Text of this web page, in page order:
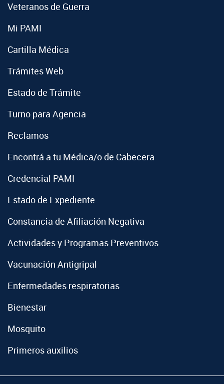
Veteranos de Guerra
Mi PAMI
Cartilla Médica
Trámites Web
Estado de Trámite
Turno para Agencia
Reclamos
Encontrá a tu Médica/o de Cabecera
Credencial PAMI
Estado de Expediente
Constancia de Afiliación Negativa
Actividades y Programas Preventivos
Vacunación Antigripal
Enfermedades respiratorias
Bienestar
Mosquito
Primeros auxilios